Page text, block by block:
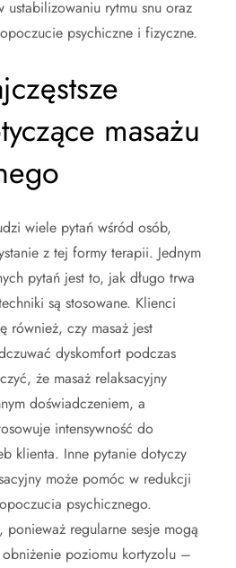
rytmu snu oraz
psychiczne i fizyczne.
masażu
wiele pytań wśród osób,
z tej formy terapii. Jednym
pytań jest to, jak długo trwa
są stosowane. Klienci
również, czy masaż jest
dyskomfort podczas
że masaż relaksacyjny
doświadczeniem, a
intensywność do
klienta. Inne pytanie dotyczy
może pomóc w redukcji
psychicznego.
regularne sesje mogą
obniżenie poziomu kortyzolu –